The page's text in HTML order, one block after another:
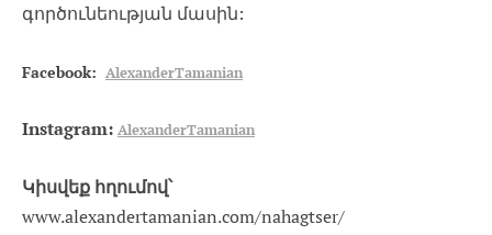
գործունեության մասին:
Facebook: AlexanderTamanian
Instagram: AlexanderTamanian
Կիսվեք հղումով՝
www.alexandertamanian.com/nahagtser/